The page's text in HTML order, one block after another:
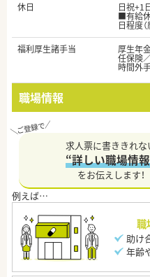
休日
日祝+1
■有給
日程度
福利厚生諸手当
厚生年
任保険
時間外
職場情報
求人票に書ききれな
“詳しい職場情
をお伝えします！
職
助け
年齢